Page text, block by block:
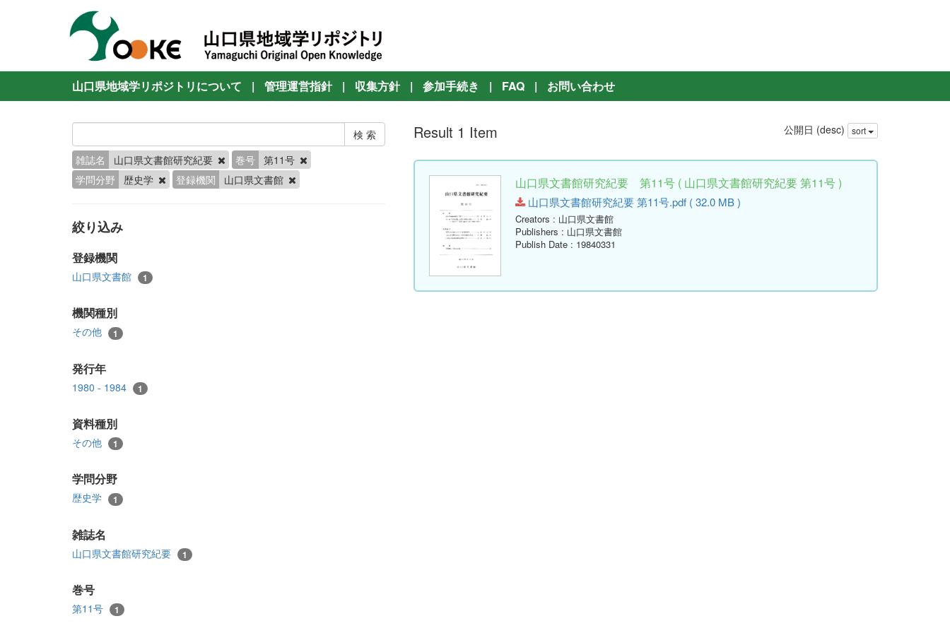
山口県地域学リポジトリについて | 管理運営指針 | 収集方針 | 参加手続き | FAQ | お問い合わせ
雑誌名 山口県文書館研究紀要 巻号 第11号
学問分野
歴史学 登録機関 山口県文書館
絞り込み
登録機関
山口県文書館 1
機関種別
その他 1
発行年
1980 - 1984 1
資料種別
その他 1
学問分野
歴史学 1
雑誌名
山口県文書館研究紀要 1
巻号
第11号 1
Result 1 Item 公開日 (desc) sort
山口県文書館研究紀要 第11号 ( 山口県文書館研究紀要 第11号 )
山口県文書館研究紀要 第11号.pdf ( 32.0 MB )
Creators : 山口県文書館
Publishers : 山口県文書館
Publish Date : 19840331